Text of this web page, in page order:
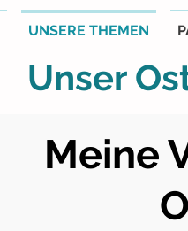
UNSERE THEMEN
Unser
Meine